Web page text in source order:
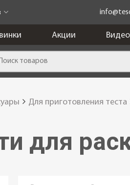
Акции
Для приготовления теста
для